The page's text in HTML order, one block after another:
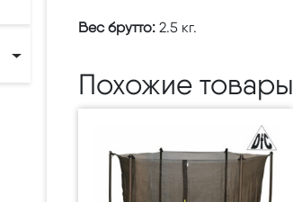
Вес брутто: 2.5 кг.
Похожие товары